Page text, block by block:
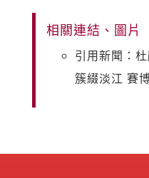
相關連結、圖片
引用新聞：
簇綴淡江 賽